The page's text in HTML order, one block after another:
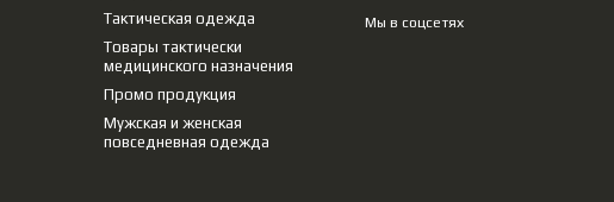
Тактическая одежда
Товары тактически
медицинского назначения
Промо продукция
Мужская и женская
повседневная одежда
Мы в соцсетях